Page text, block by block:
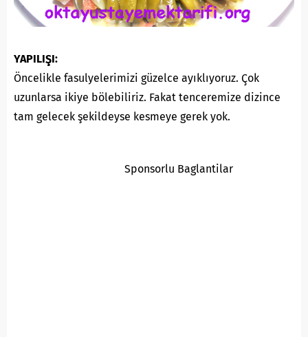
YAPILIŞI:
Öncelikle fasulyelerimizi güzelce ayıklıyoruz. Çok
uzunlarsa ikiye bölebiliriz. Fakat tenceremize dizince
tam gelecek şekildeyse kesmeye gerek yok.
Sponsorlu Baglantilar